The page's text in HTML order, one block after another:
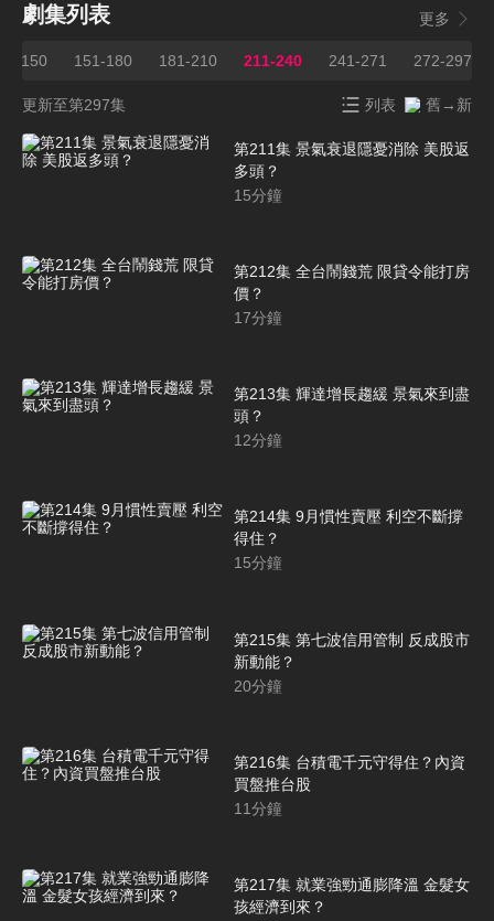
劇集列表 更多
150 151-180 181-210 211-240 241-271 272-297
更新至第297集 列表 舊→新
第211集 景氣衰退隱憂消除 美股返
多頭？
15分鐘
第212集 全台鬧錢荒 限貸令能打房
價？
17分鐘
第213集 輝達增長趨緩 景氣來到盡
頭？
12分鐘
第214集 9月慣性賣壓 利空不斷撐
得住？
15分鐘
第215集 第七波信用管制 反成股市
新動能？
20分鐘
第216集 台積電千元守得住？內資
買盤推台股
11分鐘
第217集 就業強勁通膨降溫 金髮女
孩經濟到來？